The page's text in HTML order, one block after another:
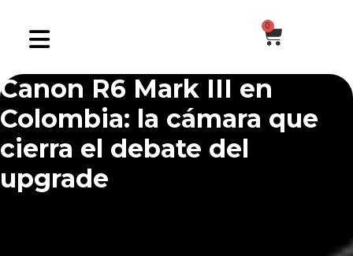
0
Canon R6 Mark III en
Colombia: la cámara que
cierra el debate del
upgrade